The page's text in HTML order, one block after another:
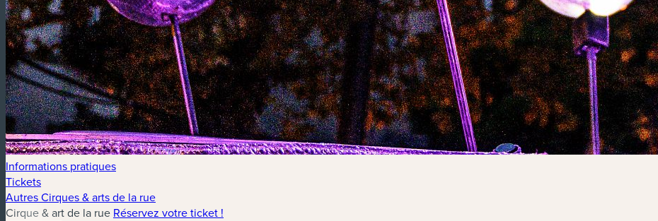
Informations pratiques
Tickets
Autres Cirques & arts de la rue
Cirque & art de la rue Réservez votre ticket !